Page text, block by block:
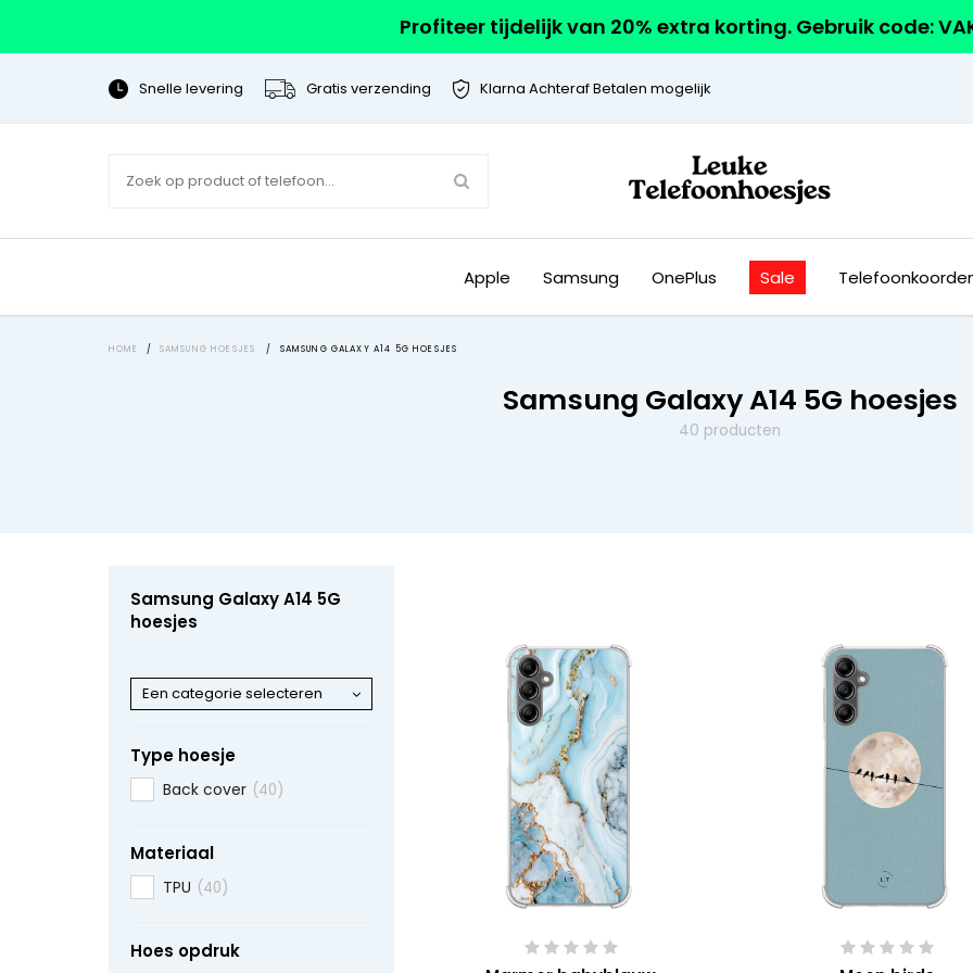
Profiteer tijdelijk van 20% extra korting. Gebruik code:
Snelle levering Gratis verzending Klarna Achteraf Betalen mogelijk
Apple Samsung OnePlus Sale
HOME / SAMSUNG HOESJES / SAMSUNG GALAXY A14 5G HOESJES
Samsung Galaxy A14 5G hoesjes
40 producten
Samsung Galaxy A14 5G
hoesjes
Een categorie selecteren
Type hoesje
Back cover (40)
Materiaal
TPU (40)
Hoes opdruk